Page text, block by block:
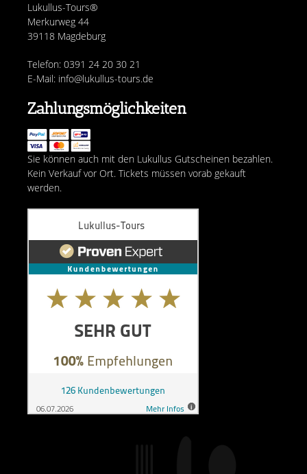
Lukullus-Tours®
Merkurweg 44
39118 Magdeburg
Telefon: 0391 24 20 30 21
E-Mail: info@lukullus-tours.de
Zahlungsmöglichkeiten
Sie können auch mit den Lukullus Gutscheinen bezahlen.
Kein Verkauf vor Ort. Tickets müssen vorab gekauft
werden.